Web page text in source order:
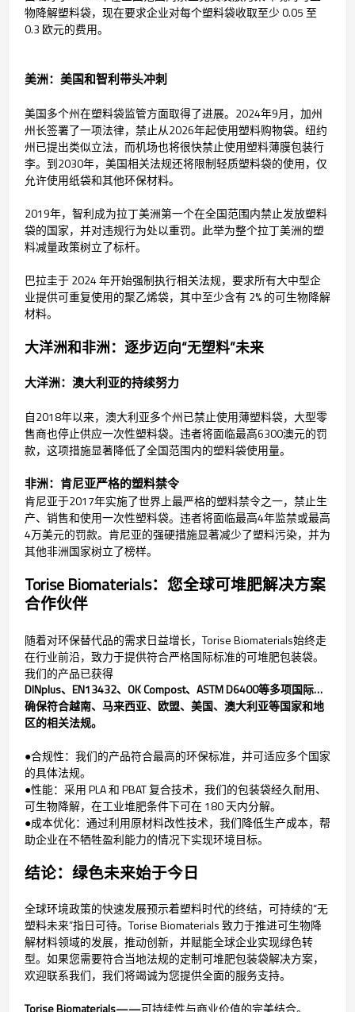
物降解塑料袋，现在要求企业对每个塑料袋收取至少 0.05 至
0.3 欧元的费用。
美洲：美国和智利带头冲刺
美国多个州在塑料袋监管方面取得了进展。2024年9月，加州
州长签署了一项法律，禁止从2026年起使用塑料购物袋。纽约
州已提出类似立法，而机场也将很快禁止使用塑料薄膜包装行
李。到2030年，美国相关法规还将限制轻质塑料袋的使用，仅
允许使用纸袋和其他环保材料。
2019年，智利成为拉丁美洲第一个在全国范围内禁止发放塑料
袋的国家，并对违规行为处以重罚。此举为整个拉丁美洲的塑
料减量政策树立了标杆。
巴拉圭于 2024 年开始强制执行相关法规，要求所有大中型企
业提供可重复使用的聚乙烯袋，其中至少含有 2% 的可生物降解
材料。
大洋洲和非洲：逐步迈向“无塑料”未来
大洋洲：澳大利亚的持续努力
自2018年以来，澳大利亚多个州已禁止使用薄塑料袋，大型零
售商也停止供应一次性塑料袋。违者将面临最高6300澳元的罚
款，这项措施显著降低了全国范围内的塑料袋使用量。
非洲：肯尼亚严格的塑料禁令
肯尼亚于2017年实施了世界上最严格的塑料禁令之一，禁止生
产、销售和使用一次性塑料袋。违者将面临最高4年监禁或最高
4万美元的罚款。肯尼亚的强硬措施显著减少了塑料污染，并为
其他非洲国家树立了榜样。
Torise Biomaterials：您全球可堆肥解决方案
合作伙伴
随着对环保替代品的需求日益增长，Torise Biomaterials始终走
在行业前沿，致力于提供符合严格国际标准的可堆肥包装袋。
我们的产品已获得
DINplus、EN13432、OK Compost、ASTM D6400等多项国际认证，
确保符合越南、马来西亚、欧盟、美国、澳大利亚等国家和地
区的相关法规。
●合规性：我们的产品符合最高的环保标准，并可适应多个国家
的具体法规。
●性能：采用 PLA 和 PBAT 复合技术，我们的包装袋经久耐用、
可生物降解，在工业堆肥条件下可在 180 天内分解。
●成本优化：通过利用原材料改性技术，我们降低生产成本，帮
助企业在不牺牲盈利能力的情况下实现环境目标。
结论：绿色未来始于今日
全球环境政策的快速发展预示着塑料时代的终结，可持续的“无
塑料未来”指日可待。Torise Biomaterials 致力于推进可生物降
解材料领域的发展，推动创新，并赋能全球企业实现绿色转
型。如果您需要符合当地法规的定制可堆肥包装袋解决方案，
欢迎联系我们，我们将竭诚为您提供全面的服务支持。
Torise Biomaterials——可持续性与商业价值的完美结合。